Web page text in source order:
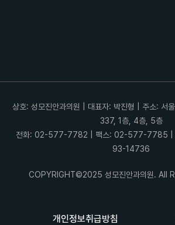
개인정보취급방침
상호: 성모진안과의원 | 대표자: 박진형 | 주소: 서
337, 1층, 4층, 5층
전화: 02-577-7782 | 팩스: 02-577-7785 |
93-14736
COPYRIGHT©2025 성모진안과의원. All